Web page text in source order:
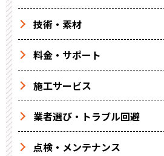
技術・素材
料金・サポート
施工サービス
業者選び・トラブル回避
点検・メンテナンス